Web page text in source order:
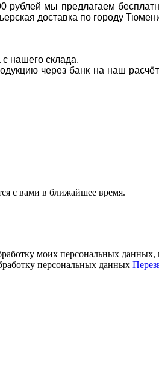
мы предлагаем
доставка по городу
нашего склада.
через банк на наш
с вами в ближайшее время.
моих персональных
персональных данных